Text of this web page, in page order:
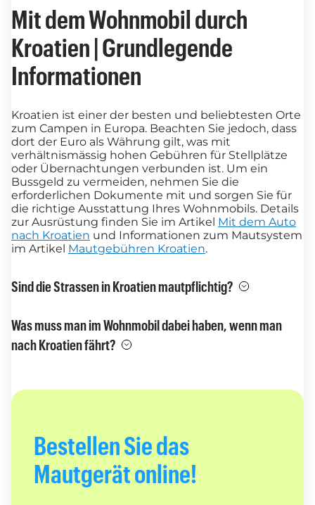
Mit dem Wohnmobil durch
Kroatien | Grundlegende
Informationen
Kroatien ist einer der besten und beliebtesten Orte
zum Campen in Europa. Beachten Sie jedoch, dass
dort der Euro als Währung gilt, was mit
verhältnismässig hohen Gebühren für Stellplätze
oder Übernachtungen verbunden ist. Um ein
Bussgeld zu vermeiden, nehmen Sie die
erforderlichen Dokumente mit und sorgen Sie für
die richtige Ausstattung Ihres Wohnmobils. Details
zur Ausrüstung finden Sie im Artikel Mit dem Auto
nach Kroatien und Informationen zum Mautsystem
im Artikel Mautgebühren Kroatien.
Sind die Strassen in Kroatien mautpflichtig?
Was muss man im Wohnmobil dabei haben, wenn man
nach Kroatien fährt?
Bestellen Sie das
Mautgerät online!